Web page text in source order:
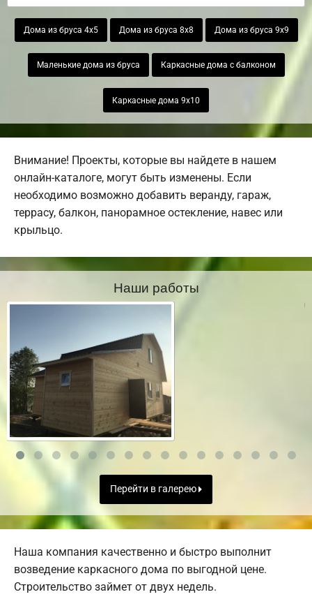
Дома из бруса 4х5 Дома из бруса 8х8 Дома из бруса 9х9
Маленькие дома из бруса Каркасные дома с балконом
Каркасные дома 9х10
Внимание! Проекты, которые вы найдете в нашем
онлайн-каталоге, могут быть изменены. Если
необходимо возможно добавить веранду, гараж,
террасу, балкон, панорамное остекление, навес или
крыльцо.
Наши работы
Перейти в галерею
Наша компания качественно и быстро выполнит
возведение каркасного дома по выгодной цене.
Строительство займет от двух недель.